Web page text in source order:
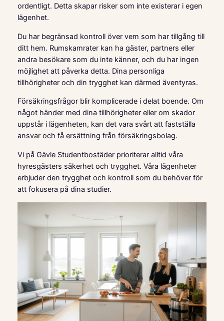
ordentligt. Detta skapar risker som inte existerar i egen
lägenhet.
Du har begränsad kontroll över vem som har tillgång till
ditt hem. Rumskamrater kan ha gäster, partners eller
andra besökare som du inte känner, och du har ingen
möjlighet att påverka detta. Dina personliga
tillhörigheter och din trygghet kan därmed äventyras.
Försäkringsfrågor blir komplicerade i delat boende. Om
något händer med dina tillhörigheter eller om skador
uppstår i lägenheten, kan det vara svårt att fastställa
ansvar och få ersättning från försäkringsbolag.
Vi på Gävle Studentbostäder prioriterar alltid våra
hyresgästers säkerhet och trygghet. Våra lägenheter
erbjuder den trygghet och kontroll som du behöver för
att fokusera på dina studier.